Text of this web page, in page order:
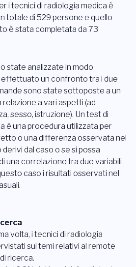
i tecnici di radiologia medica è
totale di 529 persone e quello
è stata completata da 73
state analizzate in modo
un confronto tra i due
sono state sottoposte a un
a vari aspetti (ad
sesso, istruzione). Un test di
è una procedura utilizzata per
o una differenza osservata nel
dal caso o se si possa
una correlazione tra due variabili
caso i risultati osservati nel
volta, i tecnici di radiologia
sui temi relativi al remote
ricerca.